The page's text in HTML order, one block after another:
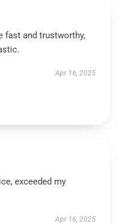
fast and trustworthy,
Apr 16, 2025
exceeded my
Apr 16, 2025